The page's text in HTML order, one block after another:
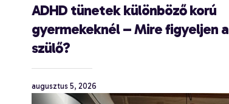
ADHD tünetek különböző korú
gyermekeknél – Mire figyeljen a
szülő?
augusztus 5, 2026